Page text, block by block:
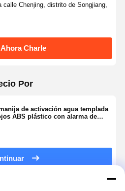
Noticias Casos
templada
montada en la pared
en el mostrador
con pedal de pie
Chenjing, distrito de Songjiang,
Ahora Charle
Por
de activación agua templada
ABS plástico con alarma de